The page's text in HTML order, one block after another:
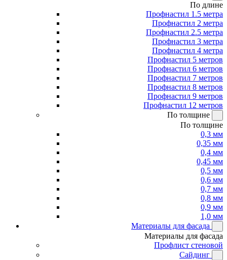
По длине
Профнастил 1.5 метра
Профнастил 2 метра
Профнастил 2.5 метра
Профнастил 3 метра
Профнастил 4 метра
Профнастил 5 метров
Профнастил 6 метров
Профнастил 7 метров
Профнастил 8 метров
Профнастил 9 метров
Профнастил 12 метров
По толщине
По толщине
0,3 мм
0,35 мм
0,4 мм
0,45 мм
0,5 мм
0,6 мм
0,7 мм
0,8 мм
0,9 мм
1,0 мм
Материалы для фасада
Материалы для фасада
Профлист стеновой
Сайдинг